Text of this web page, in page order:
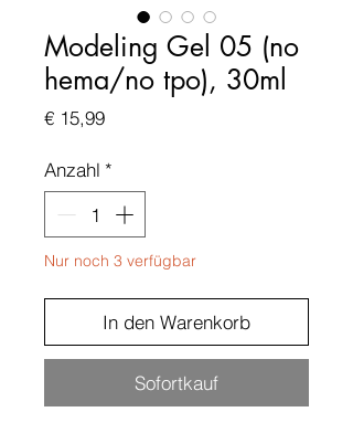
Modeling Gel 05 (no
hema/no tpo), 30ml
€ 15,99Preis
Anzahl *
Nur noch 3 verfügbar
In den Warenkorb
Sofortkauf